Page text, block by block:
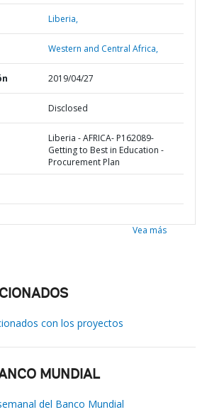
Liberia,
Western and Central Africa,
2019/04/27
Disclosed
Liberia - AFRICA- P162089-
Getting to Best in Education -
Procurement Plan
Vea más
con los proyectos
MUNDIAL
del Banco Mundial